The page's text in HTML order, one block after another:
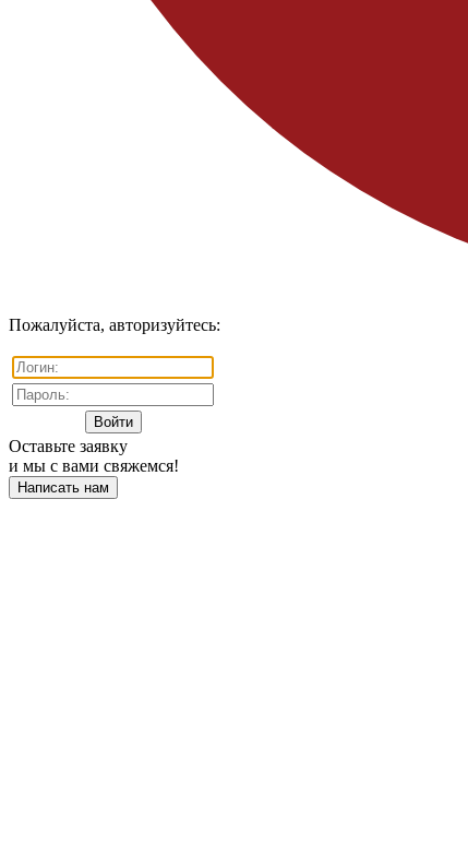
Пожалуйста, авторизуйтесь:
Оставьте заявку
и мы с вами свяжемся!
Написать нам